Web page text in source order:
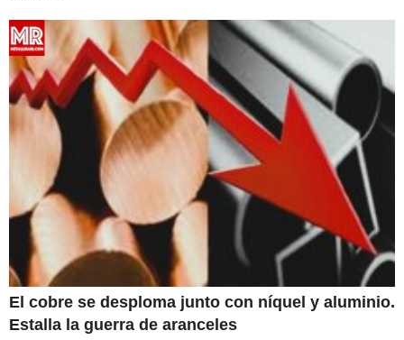
El cobre se desploma junto con níquel y aluminio.
Estalla la guerra de aranceles